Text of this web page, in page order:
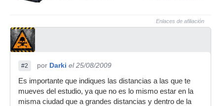
Enlaces de afiliación
#2 por Darki el 25/08/2009
Es importante que indiques las distancias a las que te
mueves del estudio, ya que no es lo mismo estar en la
misma ciudad que a grandes distancias y dentro de la